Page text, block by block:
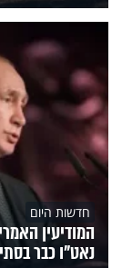
חדשות היום
המודיעין
נאט"ו כבר